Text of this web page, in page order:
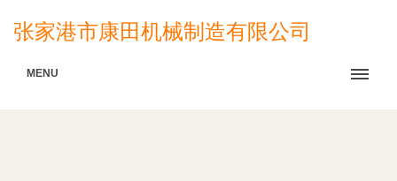
张家港市康田机械制造有限公司
MENU